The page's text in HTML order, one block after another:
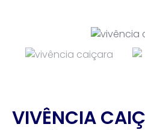
VIVÊNCIA